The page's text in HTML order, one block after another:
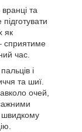
та
як
сприятиме
час.
і
та шиї.
очей,
швидкому